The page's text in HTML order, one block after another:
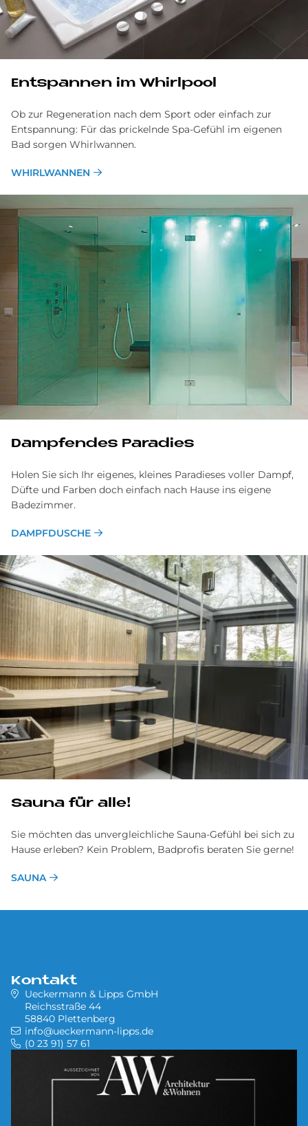
Ent­span­nen im Whirl­pool
Ob zur Regeneration nach dem Sport oder einfach zur
Entspannung: Für das prickelnde Spa-Gefühl im eigenen
Bad sorgen Whirlwannen.
WHIRLWANNEN
Damp­fen­des Pa­ra­dies
Holen Sie sich Ihr eigenes, kleines Paradieses voller Dampf,
Düfte und Farben doch einfach nach Hause ins eigene
Badezimmer.
DAMPFDUSCHE
Sau­na für alle!
Sie möchten das unvergleichliche Sauna-Gefühl bei sich zu
Hause erleben? Kein Problem, Badprofis beraten Sie gerne!
SAUNA
Kontakt
Ueckermann & Lipps GmbH
Reichsstraße 44
58840 Plettenberg
info@ueckermann-lipps.de
(0 23 91) 57 61